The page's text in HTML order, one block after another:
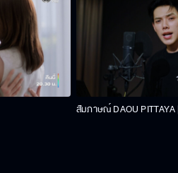
สัมภาษณ์ DAOU PITTAYA